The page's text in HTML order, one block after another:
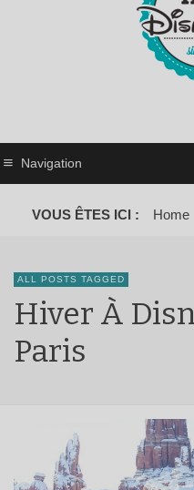
Navigation
VOUS ÊTES ICI : Home
ALL POSTS TAGGED
Hiver À
Paris